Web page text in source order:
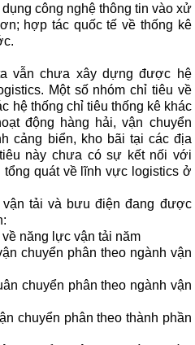
công nghệ thông tin vào xử
hợp tác quốc tế về thống kê
vẫn chưa xây dựng được hệ
Một số nhóm chỉ tiêu về
hệ thống chỉ tiêu thống kê khác
động hàng hải, vận chuyển
cảng biển, kho bãi tại các địa
này chưa có sự kết nối với
quát về lĩnh vực logistics ở
tải và bưu điện đang được
năng lực vận tải năm
chuyển phân theo ngành vận
chuyển phân theo ngành vận
chuyển phân theo thành phần